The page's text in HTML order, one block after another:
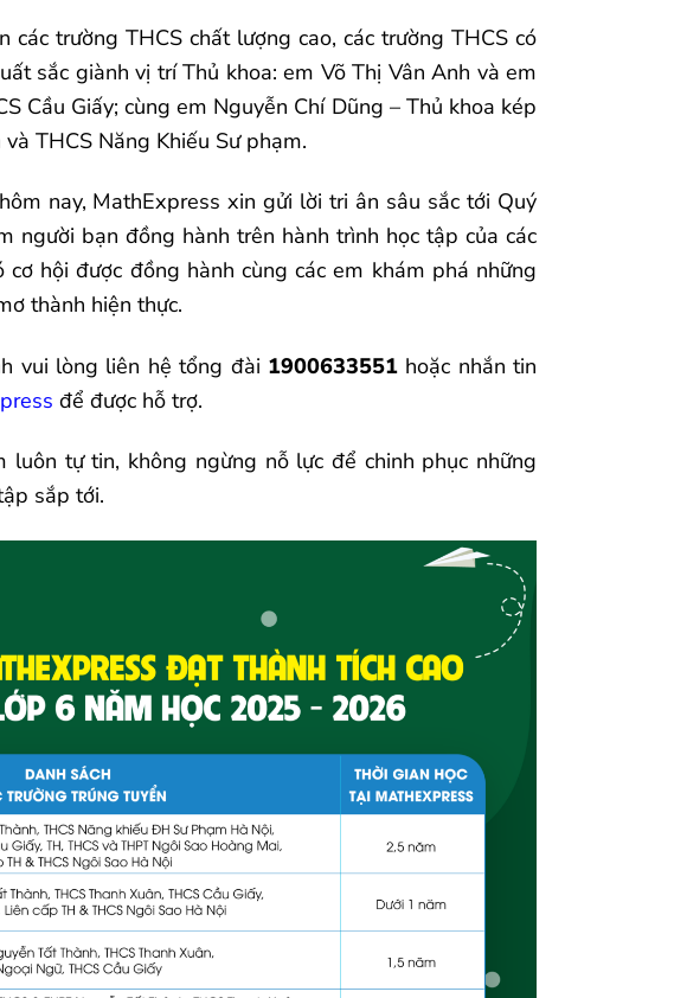
trường THCS chất lượng cao, các trường THCS có
sắc giành vị trí Thủ khoa: em Võ Thị Vân Anh và em
Cầu Giấy; cùng em Nguyễn Chí Dũng – Thủ khoa kép
THCS Năng Khiếu Sư phạm.
nay, MathExpress xin gửi lời tri ân sâu sắc tới Quý
người bạn đồng hành trên hành trình học tập của các
hội được đồng hành cùng các em khám phá những
thành hiện thực.
vui lòng liên hệ tổng đài 1900633551hoặc nhắn tin
để được hỗ trợ.
luôn tự tin, không ngừng nỗ lực để chinh phục những
sắp tới.